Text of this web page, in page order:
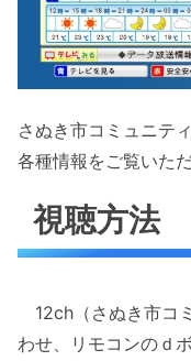
さぬき市コミュニテ
各種情報をご覧いただ
視聴方法
12ch（さぬき市コ
わせ、リモコンのｄ